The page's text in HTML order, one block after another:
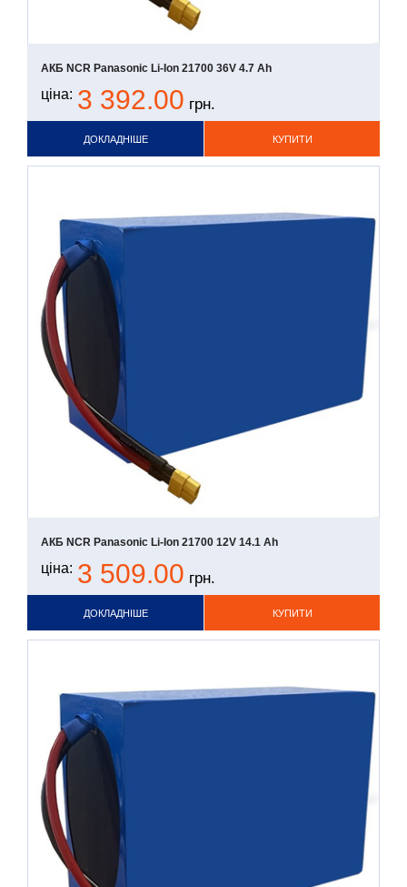
АКБ NCR Panasonic Li-Ion 21700 36V 4.7 Ah
ціна: 3 392.00 грн.
КУПИТИ
ДОКЛАДНІШЕ
АКБ NCR Panasonic Li-Ion 21700 12V 14.1 Ah
ціна: 3 509.00 грн.
КУПИТИ
ДОКЛАДНІШЕ